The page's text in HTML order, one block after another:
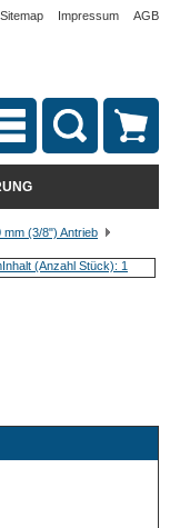
Sitemap Impressum AGB
mm (3/8") Antrieb